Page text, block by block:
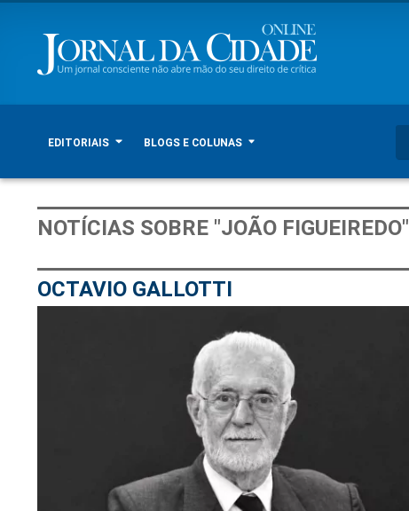
EDITORIAIS BLOGS E COLUNAS
NOTÍCIAS SOBRE "JOÃO FIGUEIREDO"
OCTAVIO GALLOTTI